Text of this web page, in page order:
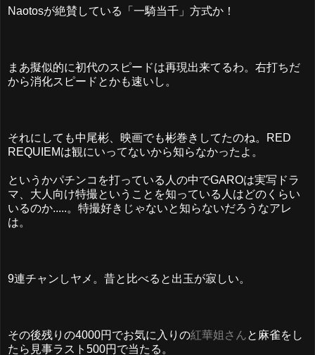
Naotosが絶賛している「一騎当千」方式か！
まあ擬似的に初代のスピードは再現出来てるわ。右打ちだ
から消化スピードとかも速いし。
それにしても中尾彬、映画でも彬巻きしてたのね。RED
REQUIEMは観にいってないから知らなかったよ。
というかパチンコを打っている人の中でGAROは実写ドラ
マ、大人向け特撮ということを知っている人はどのくらい
いるのか.....。特撮好きじゃないと知らないだろうなアレ
は。
9連チャンしヤメ。昔と比べると出玉が寂しい。
その後残りの4000円でお気に入りの紅華姐さんと麻雀をし
たら見事ラスト500円で当たる。